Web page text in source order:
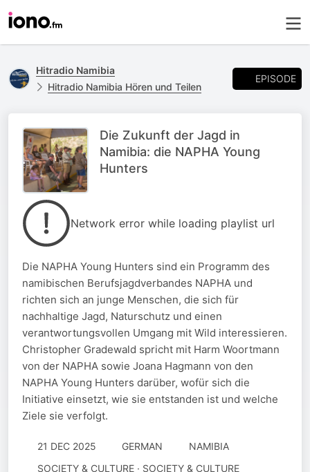
Hitradio Namibia
Hitradio Namibia Hören und Teilen
EPISODE
Die Zukunft der Jagd in
Namibia: die NAPHA Young
Hunters
Network error while loading playlist url
Die NAPHA Young Hunters sind ein Programm des
namibischen Berufsjagdverbandes NAPHA und
richten sich an junge Menschen, die sich für
nachhaltige Jagd, Naturschutz und einen
verantwortungsvollen Umgang mit Wild interessieren.
Christopher Gradewald spricht mit Harm Woortmann
von der NAPHA sowie Joana Hagmann von den
NAPHA Young Hunters darüber, wofür sich die
Initiative einsetzt, wie sie entstanden ist und welche
Ziele sie verfolgt.
21 DEC 2025 GERMAN
NAMIBIA
SOCIETY & CULTURE · SOCIETY & CULTURE